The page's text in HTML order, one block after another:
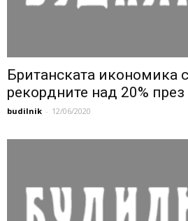
Британската икономика
рекордните над 20%
budilnik - 12/06/2020